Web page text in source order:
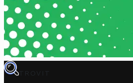
TROVIT